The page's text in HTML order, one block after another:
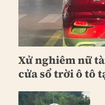
Xử nghiêm nữ
cửa sổ trời ô tô